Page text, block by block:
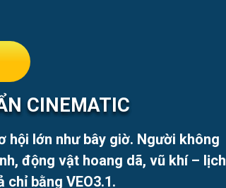
CINEMATIC
hội lớn như bây giờ. Người không
động vật hoang dã, vũ khí – lịch
bằng VEO3.1.